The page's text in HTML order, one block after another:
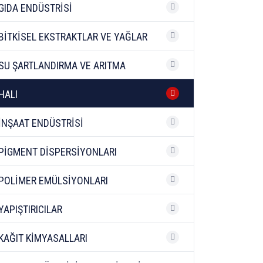
ENDÜSTRİSİ
EKSTRAKTLAR VE YAĞLAR
ŞARTLANDIRMA VE ARITMA
ENDÜSTRİSİ
DİSPERSİYONLARI
EMÜLSİYONLARI
KİMYASALLARI